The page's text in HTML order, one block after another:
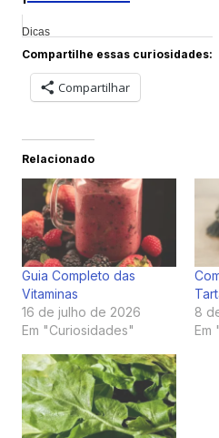
Dicas
Compartilhe essas curiosidades:
Compartilhar
Relacionado
Guia Completo das
Vitaminas
16 de julho de 2026
Em "Curiosidades"
8
Em